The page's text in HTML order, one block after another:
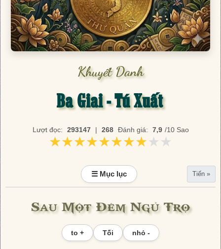
Khuyết Danh
Ba Giai - Tú Xuất
Lượt đọc: 293147 | 268 Đánh giá: 7,9 /10 Sao
★★★★★★★★★★
★★★★★★★★★★
☰ Mục lục Tiến »
Sau Một Ðêm Ngủ Trọ
to + Tối nhỏ -